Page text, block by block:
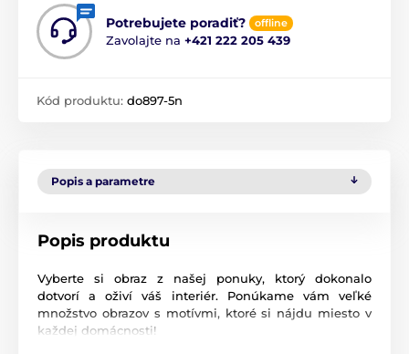
Potrebujete poradiť? offline
Zavolajte na +421 222 205 439
Kód produktu: do897-5n
Popis a parametre
Popis produktu
Vyberte si obraz z našej ponuky, ktorý dokonalo
dotvorí a oživí váš interiér. Ponúkame vám veľké
množstvo obrazov s motívmi, ktoré si nájdu miesto v
každej domácnosti!